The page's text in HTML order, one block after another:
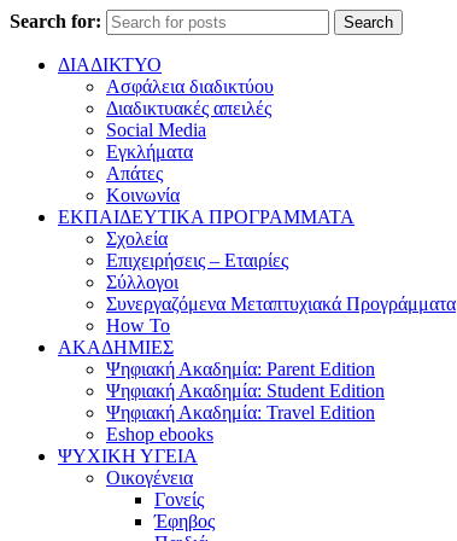
Search for: Search
ΔΙΑΔΙΚΤΥΟ
Ασφάλεια διαδικτύου
Διαδικτυακές απειλές
Social Media
Εγκλήματα
Απάτες
Κοινωνία
ΕΚΠΑΙΔΕΥΤΙΚΑ ΠΡΟΓΡΑΜΜΑΤΑ
Σχολεία
Επιχειρήσεις – Εταιρίες
Σύλλογοι
Συνεργαζόμενα Μεταπτυχιακά Προγράμματα
How To
ΑΚΑΔΗΜΙΕΣ
Ψηφιακή Ακαδημία: Parent Edition
Ψηφιακή Ακαδημία: Student Edition
Ψηφιακή Ακαδημία: Travel Edition
Eshop ebooks
ΨΥΧΙΚΗ ΥΓΕΙΑ
Οικογένεια
Γονείς
Έφηβος